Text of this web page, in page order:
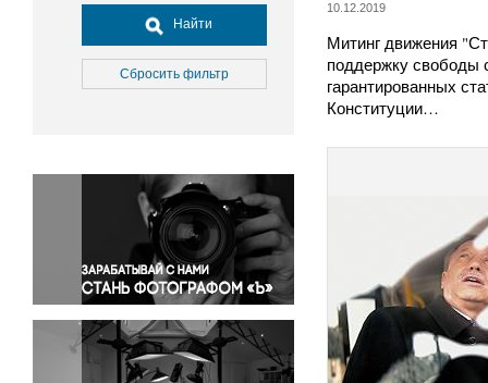
Досуг, туризм и отдых
Культура
Медицина
Окружающая среда
Политика
Правосудие
Происшествия и конфликты
Религия
Светская жизнь
Спорт
Экология
Найти
Сбросить фильтр
10.12.2019
Митинг движения
поддержку свободы
гарантированных
Конституции…